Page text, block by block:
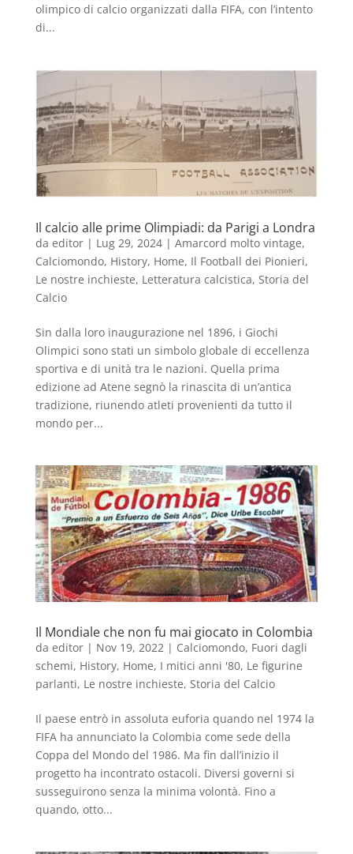
olimpico di calcio organizzati dalla FIFA, con l’intento
di...
Il calcio alle prime Olimpiadi: da Parigi a Londra
da editor| Lug 29, 2024| Amarcord molto vintage,
Calciomondo, History, Home, Il Football dei Pionieri,
Le nostre inchieste, Letteratura calcistica, Storia del
Calcio
Sin dalla loro inaugurazione nel 1896, i Giochi
Olimpici sono stati un simbolo globale di eccellenza
sportiva e di unità tra le nazioni. Quella prima
edizione ad Atene segnò la rinascita di un’antica
tradizione, riunendo atleti provenienti da tutto il
mondo per...
Il Mondiale che non fu mai giocato in Colombia
da editor| Nov 19, 2022 | Calciomondo, Fuori dagli
schemi, History, Home, I mitici anni '80, Le figurine
parlanti, Le nostre inchieste, Storia del Calcio
Il paese entrò in assoluta euforia quando nel 1974 la
FIFA ha annunciato la Colombia come sede della
Coppa del Mondo del 1986. Ma fin dall’inizio il
progetto ha incontrato ostacoli. Diversi governi si
susseguirono senza la minima volontà. Fino a
quando, otto...